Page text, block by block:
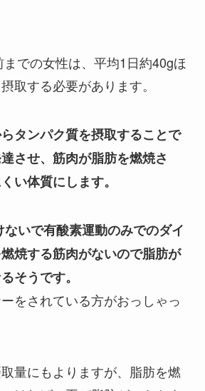
での女性は、平均1日約40gほ
取する必要があります。
タンパク質を摂取することで
させ、筋肉が脂肪を燃焼さ
い体質にします。
いで有酸素運動のみでのダイ
焼する筋肉がないので脂肪が
そうです。
ーをされている方がおっしゃっ
量にもよりますが、脂肪を燃